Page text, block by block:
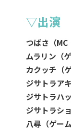
▽出演
つばさ（MC
ムラリン（
カクッチ（
ジサトラア
ジサトラハ
ジサトラシ
八尋（ゲー